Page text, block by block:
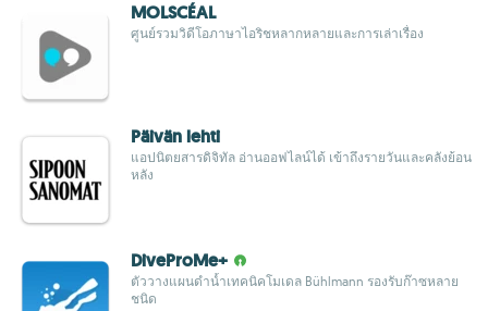
MOLSCÉAL
ศูนย์รวมวิดีโอภาษาไอริชหลากหลายและการเล่าเรื่อง
Päivän lehti
แอปนิตยสารดิจิทัล อ่านออฟไลน์ได้ เข้าถึงรายวันและคลังย้อน
หลัง
DiveProMe+
ตัววางแผนดำน้ำเทคนิคโมเดล Bühlmann รองรับก๊าซหลาย
ชนิด